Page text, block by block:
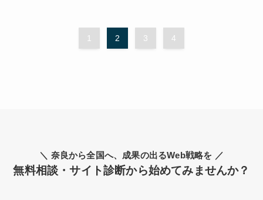
1 2 3 4
＼ 奈良から全国へ、成果の出るWeb戦略を ／
無料相談・サイト診断から始めてみませんか？